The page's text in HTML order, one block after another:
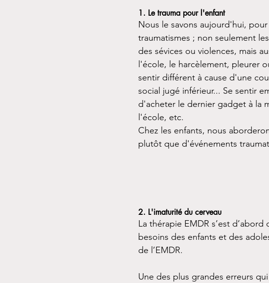
1. Le trauma pour l'enfant
Nous le savons aujourd'hui,
traumatismes ; non seulement
des sévices ou violences, mais
l'école, le harcèlement, pleurer
sentir différent à cause d'une
social jugé inférieur... Se sentir
d'acheter le dernier gadget à la
l'école, etc.
Chez les enfants, nous
plutôt que d'événements
2. L'imaturité du cerveau
La thérapie EMDR s’est
besoins des enfants et des
de l’EMDR.
Une des plus grandes erreurs